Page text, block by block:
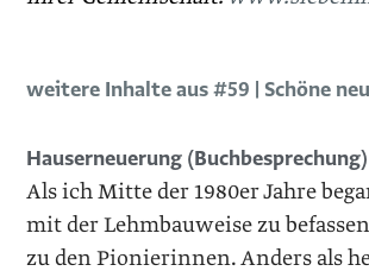
weitere Inhalte aus #59 | Schöne
Hauserneuerung (Buchbesprechung)
Als ich Mitte der 1980er Jahre
mit der Lehmbauweise zu
zu den Pionierinnen. Anders als